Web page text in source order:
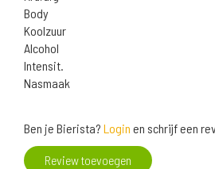
Body
Koolzuur
Alcohol
Intensit.
Nasmaak
Ben je Bierista? Login en schrijf een
Review toevoegen